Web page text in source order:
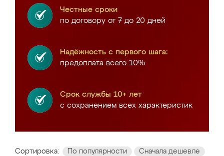
Честные сроки
по договору от 7 до 20 дней
Надёжность с первого шага:
предоплата всего 10%
Срок службы 10+ лет
с сохранением всех характеристик
Сортировка: По популярности
Сначала дешевле